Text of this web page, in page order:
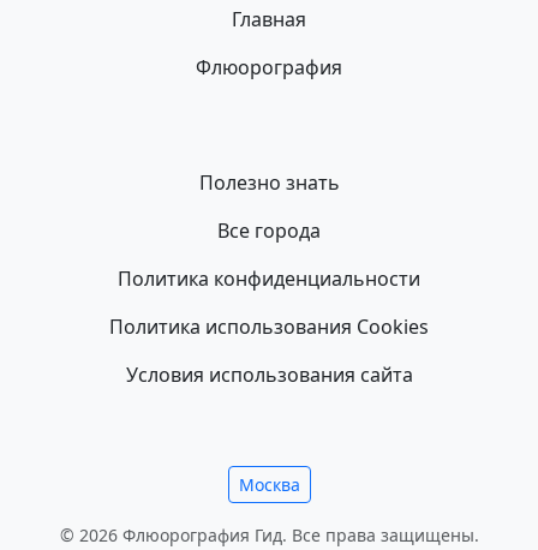
Главная
Флюорография
Полезно знать
Все города
Политика конфиденциальности
Политика использования Cookies
Условия использования сайта
Москва
© 2026 Флюорография Гид. Все права защищены.